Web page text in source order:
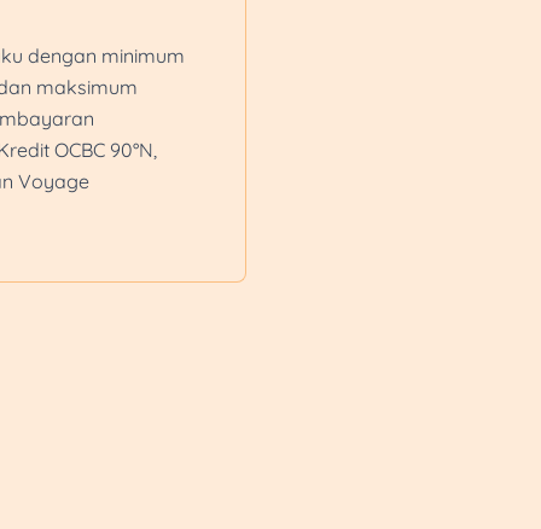
dengan minimum
maksimum
OCBC 90°N,
Voyage
maksimum